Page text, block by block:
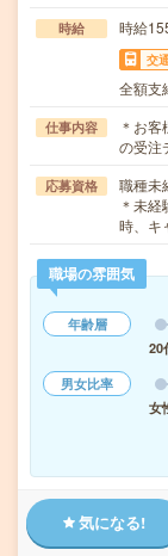
時給 時給
交
全額支
仕事内容
＊お
の受
応募資格
職種未
＊未
時、キ
職場の雰囲気
年齢層
20
男女比率
女
気になる!